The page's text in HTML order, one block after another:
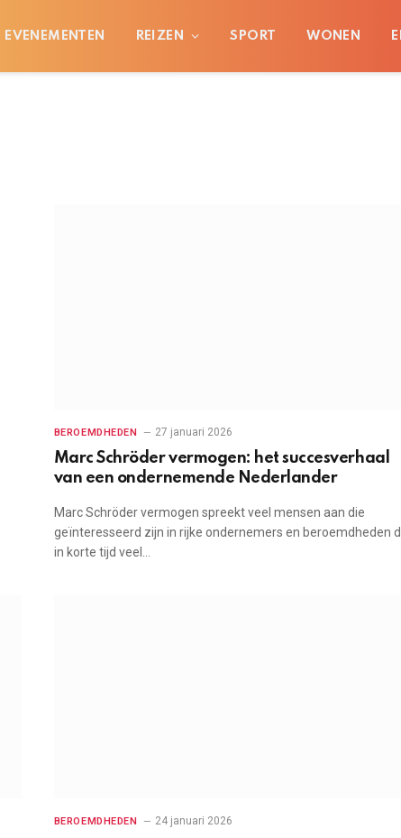
EVENEMENTEN REIZEN SPORT WONEN
BEROEMDHEDEN 27 januari 2026
Marc Schröder vermogen: het succesverhaal
van een ondernemende Nederlander
Marc Schröder vermogen spreekt veel mensen aan die
geïnteresseerd zijn in rijke ondernemers en beroemdheden
in korte tijd veel…
BEROEMDHEDEN 24 januari 2026